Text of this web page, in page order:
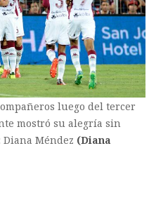
luego del tercer
mostró su alegría sin
Méndez (Diana